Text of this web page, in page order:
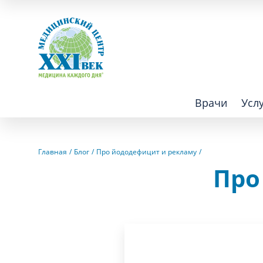
Врачи
Главная Блог Про йододефицит и рекламу